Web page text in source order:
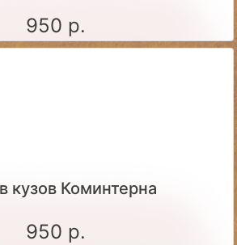
950 р.
кузов Коминтерна
950 р.